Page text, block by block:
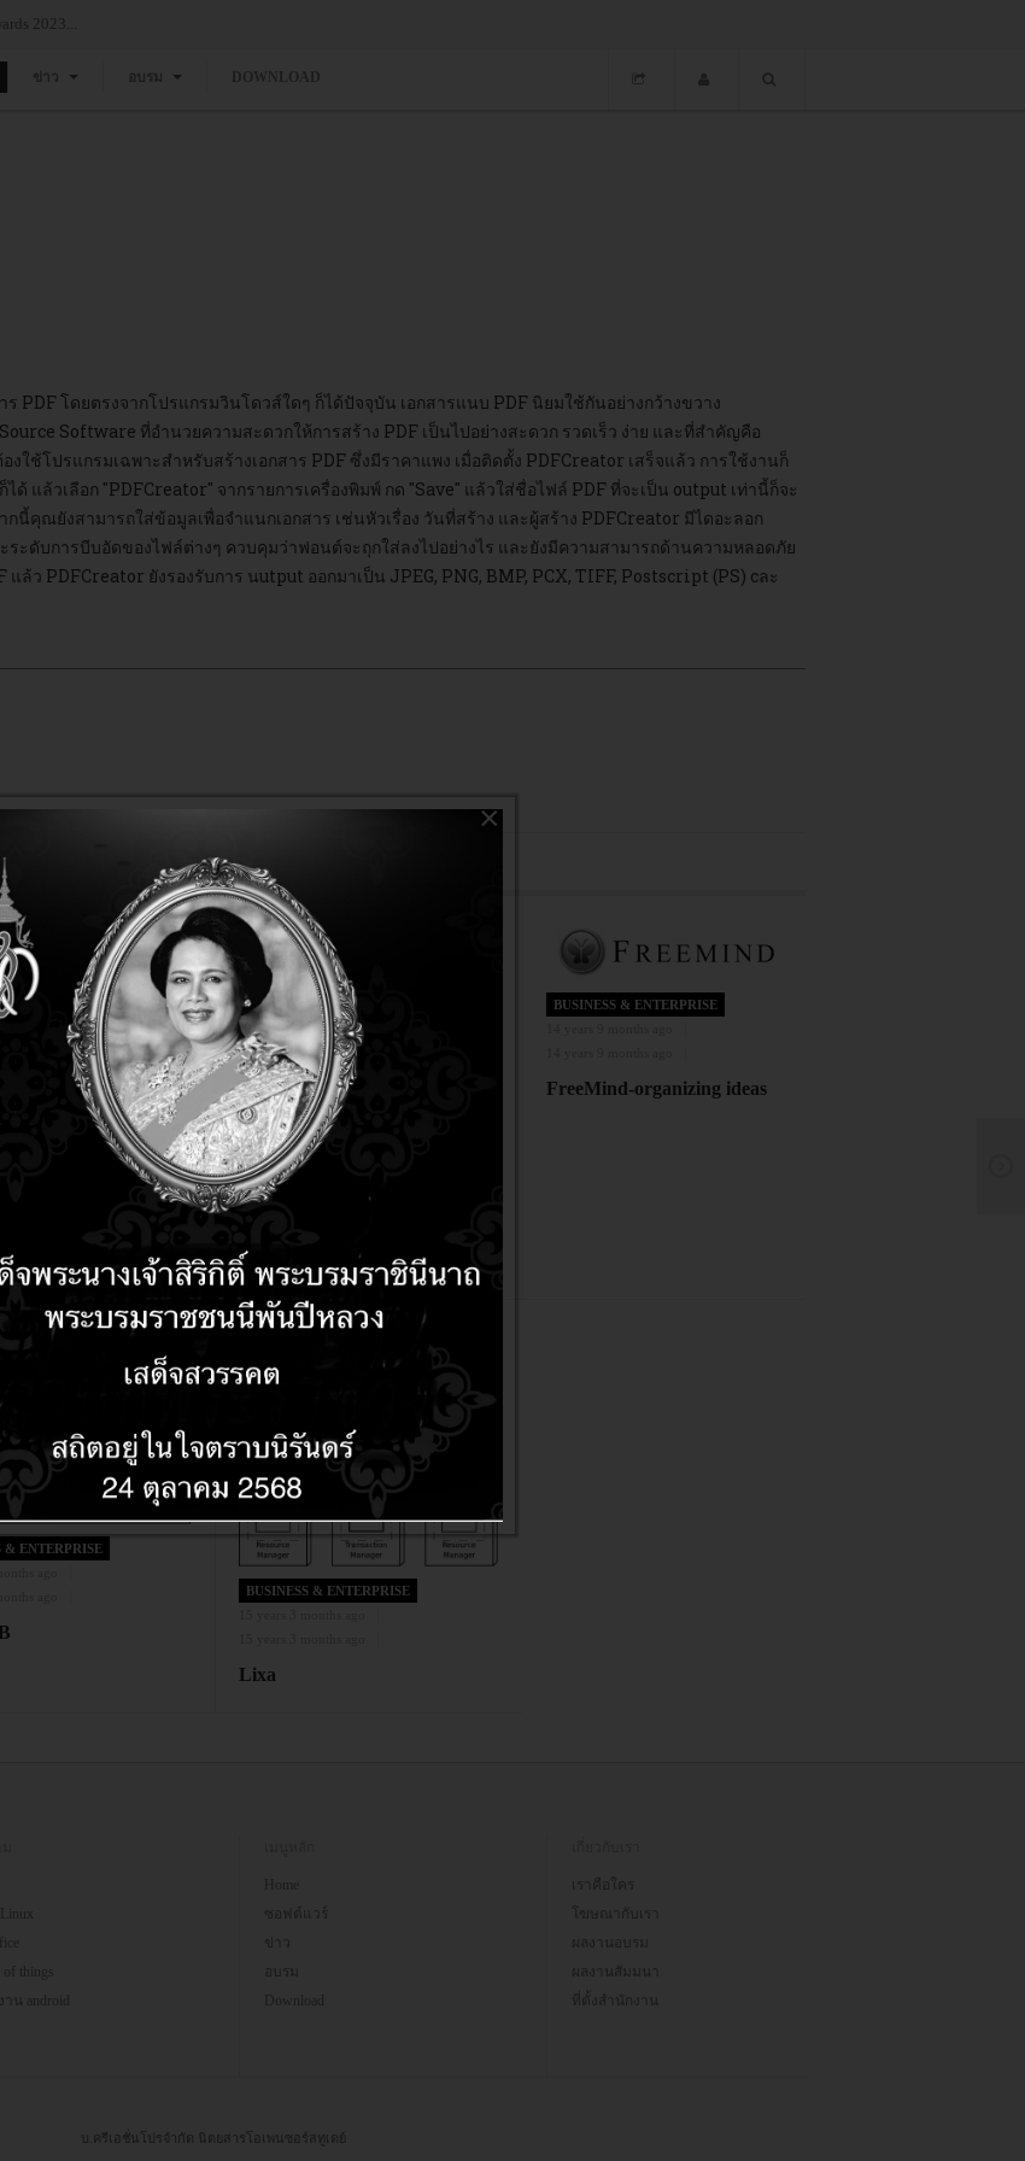
2023...
ข่าว อบรม DOWNLOAD
ร PDF โดยตรงจากโปรแกรมวินโดวส์ใดๆ ก็ได้ปัจจุบัน เอกสารแนบ PDF นิยมใช้กันอย่างกว้างขวาง
Software ที่อำนวยความสะดวกให้การสร้าง PDF เป็นไปอย่างสะดวก รวดเร็ว ง่าย และที่สำคัญคือ
งใช้โปรแกรมเฉพาะสำหรับสร้างเอกสาร PDF ซึ่งมีราคาแพง เมื่อติดตั้ง PDFCreator เสร็จแล้ว การใช้งานก็
ด้ แล้วเลือก "PDFCreator" จากรายการเครื่องพิมพ์ กด "Save" แล้วใส่ชื่อไฟล์ PDF ที่จะเป็น output เท่านี้ก็จะ
กนี้คุณยังสามารถใส่ข้อมูลเพื่อจำแนกเอกสาร เช่นหัวเรื่อง วันที่สร้าง และผู้สร้าง PDFCreator มีไดอะลอก
ะดับการบีบอัดของไฟล์ต่างๆ ควบคุมว่าฟอนต์จะถุกใส่ลงไปอย่างไร และยังมีความสามารถด้านความหลอดภัย
ล้ว PDFCreator ยังรองรับการ นutput ออกมาเป็น JPEG, PNG, BMP, PCX, TIFF, Postscript (PS) cละ
& ENTERPRISE
ago
ago
EMAIL
BUSINESS & ENTERPRISE
14 years 9 months ago
Firefox-Web Browser
BUSINESS & ENTERPRISE
FreeMind-organizing ideas
& ENTERPRISE
BUSINESS & ENTERPRISE
Lixa
Linux
of things
าน android
Home
ซอฟต์แวร์
ข่าว
อบรม
Download
เราคือใคร
โฆษณากับเรา
ผลงานอบรม
ผลงานสัมมนา
ที่ตั้งสำนักงาน
บ.ครีเอชั่นโปรจำกัด นิตยสารโอเพนซอร์สทูเดย์
×